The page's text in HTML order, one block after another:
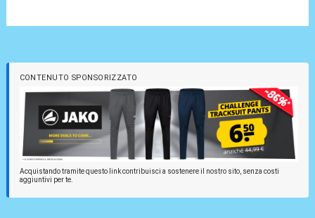
CONTENUTO SPONSORIZZATO
Acquistando tramite questo link contribuisci a sostenere il nostro sito, senza costi
aggiuntivi per te.